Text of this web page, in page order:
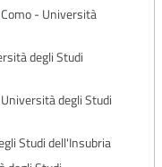
Como - Università
degli Studi
degli Studi
Studi dell'Insubria